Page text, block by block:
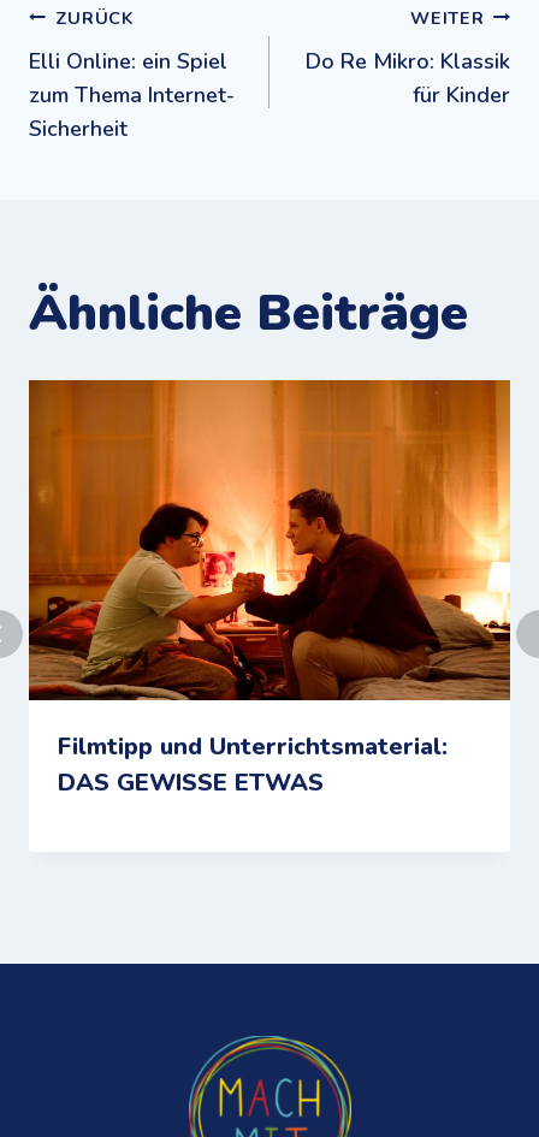
Beitragsnavigation
ZURÜCK
Elli Online: ein Spiel
zum Thema Internet-
Sicherheit
WEITER
Do Re Mikro: Klassik
für Kinder
Ähnliche Beiträge
Filmtipp und Unterrichtsmaterial:
DAS GEWISSE ETWAS